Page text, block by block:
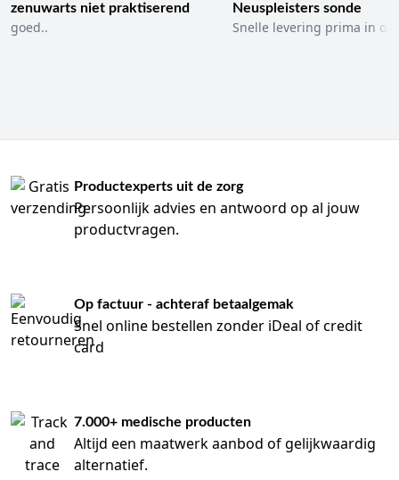
zenuwarts niet praktiserend
goed..
Neuspleisters sonde
Snelle levering prima in
Productexperts uit de zorg
Persoonlijk advies en antwoord op al jouw
productvragen.
Op factuur - achteraf betaalgemak
Snel online bestellen zonder iDeal of credit
card
7.000+ medische producten
Altijd een maatwerk aanbod of gelijkwaardig
alternatief.